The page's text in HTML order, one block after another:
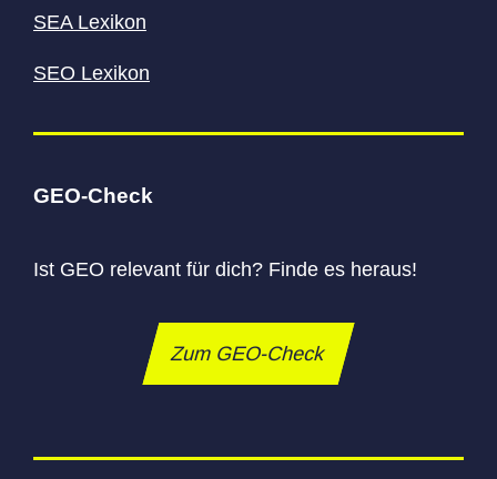
SEA Lexikon
SEO Lexikon
GEO-Check
Ist GEO relevant für dich? Finde es heraus!
Zum GEO-Check